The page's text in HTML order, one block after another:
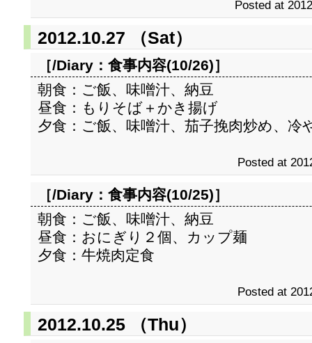
Posted at
2012.10.27 （Sat）
［/Diary： 食事内容(10/26)］
朝食：ご飯、味噌汁、納豆
昼食：もりそば＋かき揚げ
夕食：ご飯、味噌汁、茄子挽肉炒め、冷
Posted at
［/Diary： 食事内容(10/25)］
朝食：ご飯、味噌汁、納豆
昼食：おにぎり２個、カップ麺
夕食：牛焼肉定食
Posted at
2012.10.25 （Thu）